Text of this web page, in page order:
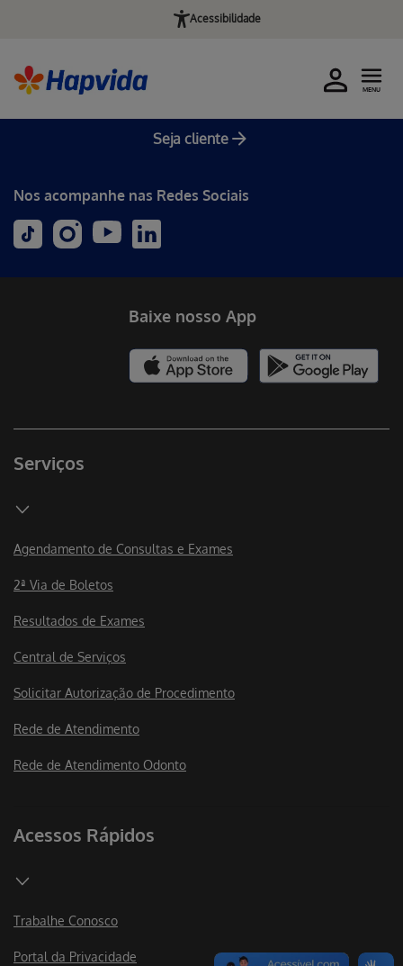
Acessibilidade
Seja cliente
MENU
Nos acompanhe nas Redes Sociais
Serviços
Agendamento de Consultas e Exames
2ª Via de Boletos
Resultados de Exames
Central de Serviços
Solicitar Autorização de Procedimento
Rede de Atendimento
Rede de Atendimento Odonto
Acessos Rápidos
Trabalhe Conosco
Portal da Privacidade
Baixe nosso App